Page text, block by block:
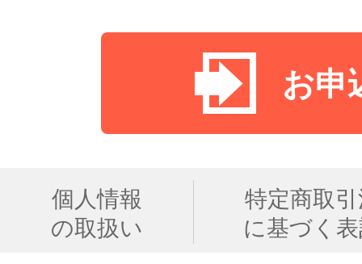
お申
個人情報
の取扱い
特定商取
に基づく